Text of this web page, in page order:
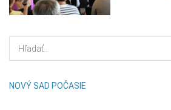
NOVÝ SAD POČASIE